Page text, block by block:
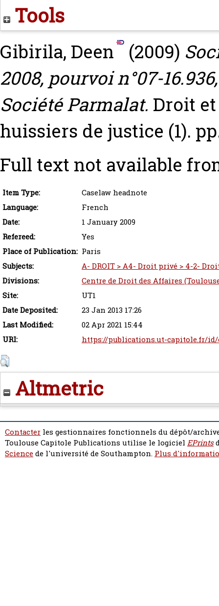
Tools
Gibirila, Deen (2009)
2008, pourvoi n°07-
Société Parmalat. Droit
huissiers de justice (1).
Full text not available
Item Type:
Caselaw headnote
Language:
French
Date:
1 January 2009
Refereed:
Yes
Place of Publication: Paris
Subjects:
A- DROIT > A4- Droit privé > 4-2-
Divisions:
Centre de Droit des Affaires
Site:
UT1
Date Deposited:
23 Jan 2013 17:26
Last Modified:
02 Apr 2021 15:44
URI:
https://publications.ut-capitole.fr/id/
Altmetric
Contacter les gestionnaires fonctionnels du dépôt/
Toulouse Capitole Publications utilise le logiciel EPrints
Sciencede l'université de Southampton. Plus